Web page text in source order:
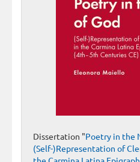
Dissertation "Poetry in the
(Self-)Representation of